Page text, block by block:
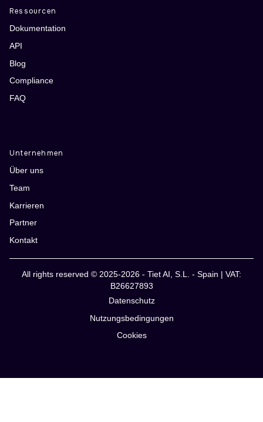
Ressourcen
Dokumentation
API
Blog
Compliance
FAQ
Unternehmen
Über uns
Team
Karrieren
Partner
Kontakt
All rights reserved © 2025-2026 - Tiet AI, S.L. - Spain | VAT:
B26627893
Datenschutz
Nutzungsbedingungen
Cookies